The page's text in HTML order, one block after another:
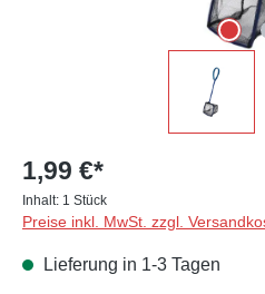
1,99 €*
Inhalt: 1 Stück
Preise inkl. MwSt. zzgl.
Lieferung in 1-3 Tagen